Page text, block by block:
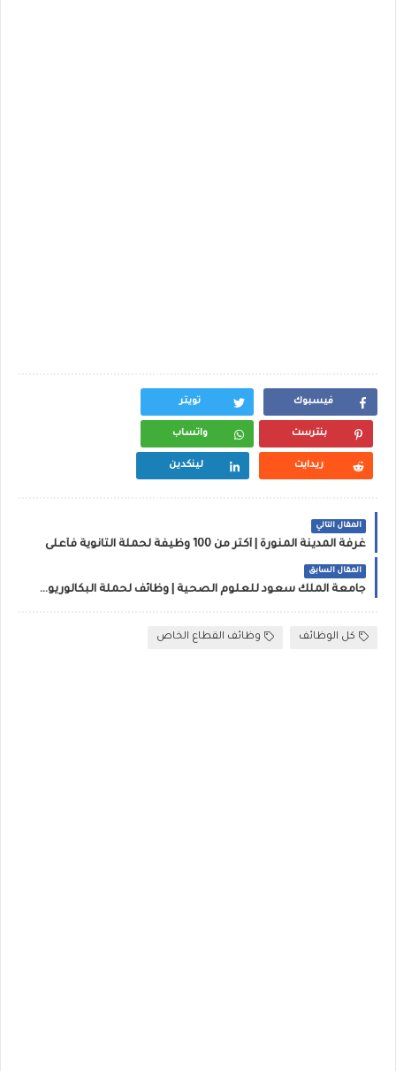
فيسبوك تويتر
بنترست واتساب
ريدايت لينكدين
المقال التالي
غرفة المدينة المنورة | أكثر من 100 وظيفة لحملة الثانوية فأعلى
المقال السابق
جامعة الملك سعود للعلوم الصحية | وظائف لحملة البكالوريوس فاعلى فى الرياض وجدة
كل الوظائف وظائف القطاع الخاص